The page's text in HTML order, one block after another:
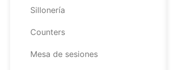
Sillonería
Counters
Mesa de sesiones